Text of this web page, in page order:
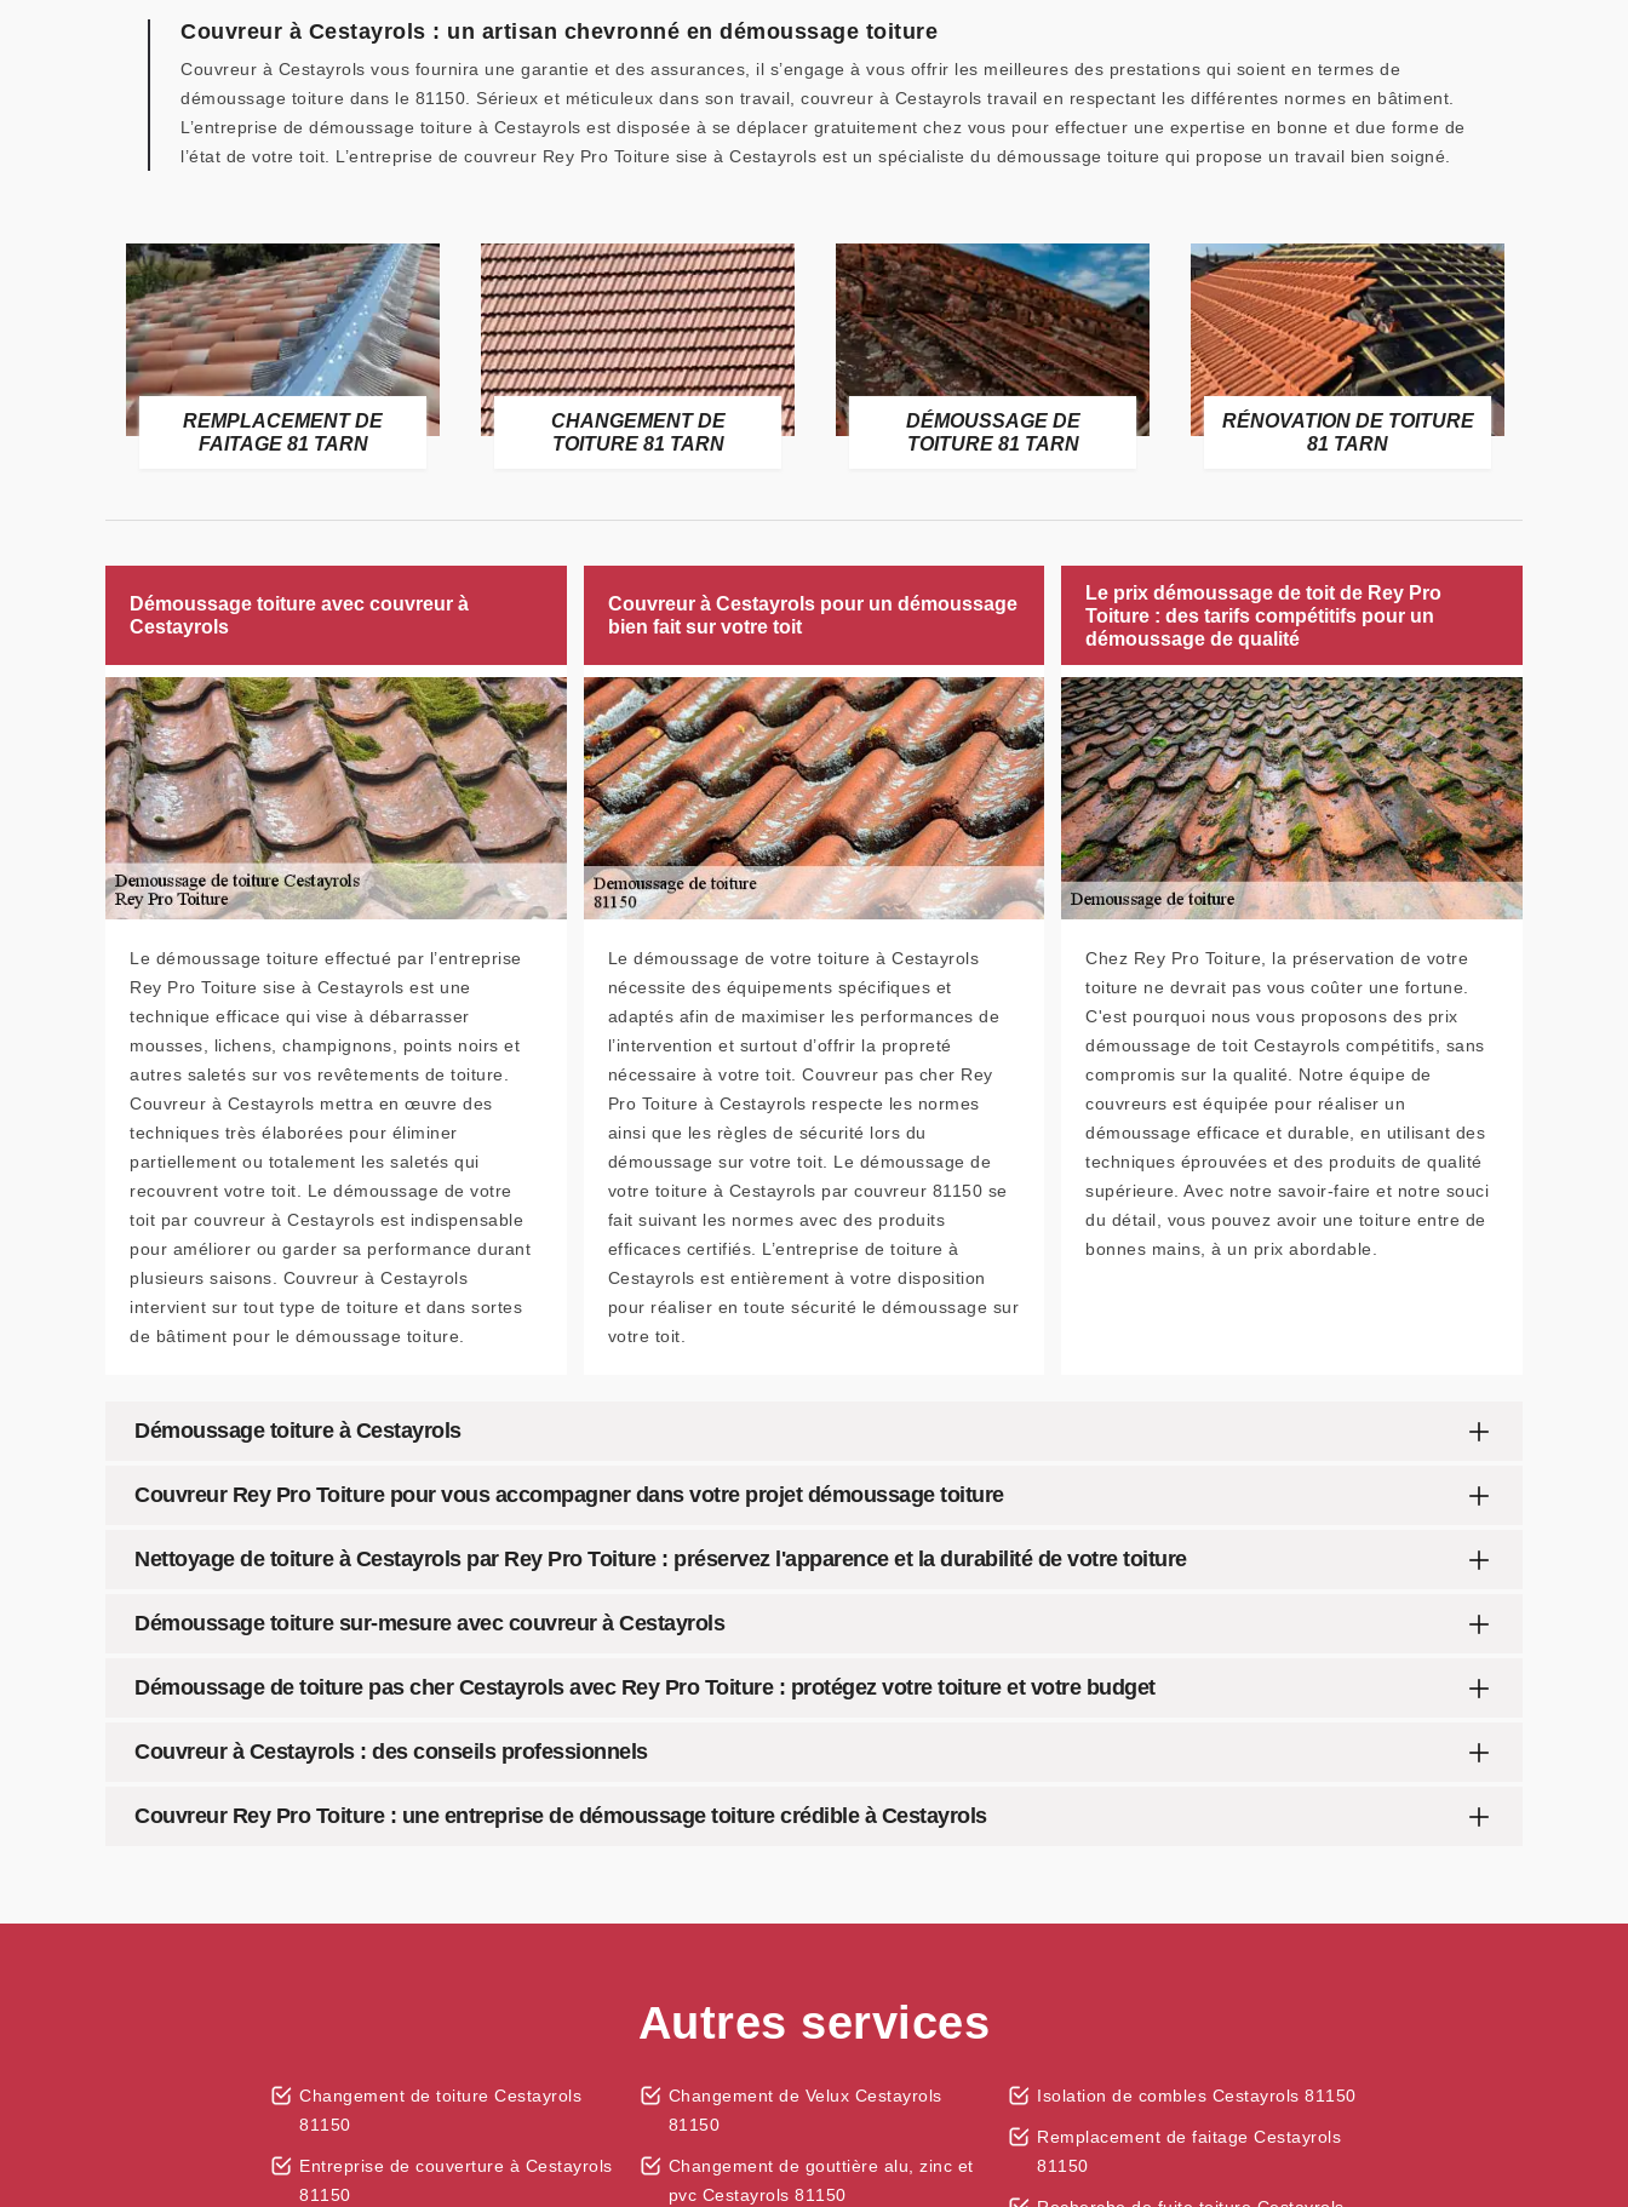
Couvreur à Cestayrols : un artisan chevronné en démoussage toiture
Couvreur à Cestayrols vous fournira une garantie et des assurances, il s’engage à vous offrir les meilleures des prestations qui soient en termes de
démoussage toiture dans le 81150. Sérieux et méticuleux dans son travail, couvreur à Cestayrols travail en respectant les différentes normes en bâtiment.
L’entreprise de démoussage toiture à Cestayrols est disposée à se déplacer gratuitement chez vous pour effectuer une expertise en bonne et due forme de
l’état de votre toit. L’entreprise de couvreur Rey Pro Toiture sise à Cestayrols est un spécialiste du démoussage toiture qui propose un travail bien soigné.
REMPLACEMENT DE
FAITAGE 81 TARN
CHANGEMENT DE
TOITURE 81 TARN
DÉMOUSSAGE DE
TOITURE 81 TARN
RÉNOVATION DE TOITURE
81 TARN
Démoussage toiture avec couvreur à
Cestayrols
Le démoussage toiture effectué par l’entreprise
Rey Pro Toiture sise à Cestayrols est une
technique efficace qui vise à débarrasser
mousses, lichens, champignons, points noirs et
autres saletés sur vos revêtements de toiture.
Couvreur à Cestayrols mettra en œuvre des
techniques très élaborées pour éliminer
partiellement ou totalement les saletés qui
recouvrent votre toit. Le démoussage de votre
toit par couvreur à Cestayrols est indispensable
pour améliorer ou garder sa performance durant
plusieurs saisons. Couvreur à Cestayrols
intervient sur tout type de toiture et dans sortes
de bâtiment pour le démoussage toiture.
Couvreur à Cestayrols pour un démoussage
bien fait sur votre toit
Le démoussage de votre toiture à Cestayrols
nécessite des équipements spécifiques et
adaptés afin de maximiser les performances de
l’intervention et surtout d’offrir la propreté
nécessaire à votre toit. Couvreur pas cher Rey
Pro Toiture à Cestayrols respecte les normes
ainsi que les règles de sécurité lors du
démoussage sur votre toit. Le démoussage de
votre toiture à Cestayrols par couvreur 81150 se
fait suivant les normes avec des produits
efficaces certifiés. L’entreprise de toiture à
Cestayrols est entièrement à votre disposition
pour réaliser en toute sécurité le démoussage sur
votre toit.
Le prix démoussage de toit de Rey Pro
Toiture : des tarifs compétitifs pour un
démoussage de qualité
Chez Rey Pro Toiture, la préservation de votre
toiture ne devrait pas vous coûter une fortune.
C'est pourquoi nous vous proposons des prix
démoussage de toit Cestayrols compétitifs, sans
compromis sur la qualité. Notre équipe de
couvreurs est équipée pour réaliser un
démoussage efficace et durable, en utilisant des
techniques éprouvées et des produits de qualité
supérieure. Avec notre savoir-faire et notre souci
du détail, vous pouvez avoir une toiture entre de
bonnes mains, à un prix abordable.
Démoussage toiture à Cestayrols
Couvreur Rey Pro Toiture pour vous accompagner dans votre projet démoussage toiture
Nettoyage de toiture à Cestayrols par Rey Pro Toiture : préservez l'apparence et la durabilité de votre toiture
Démoussage toiture sur-mesure avec couvreur à Cestayrols
Démoussage de toiture pas cher Cestayrols avec Rey Pro Toiture : protégez votre toiture et votre budget
Couvreur à Cestayrols : des conseils professionnels
Couvreur Rey Pro Toiture : une entreprise de démoussage toiture crédible à Cestayrols
Autres services
Changement de toiture Cestayrols
81150
Entreprise de couverture à Cestayrols
81150
Changement de Velux Cestayrols
81150
Changement de gouttière alu, zinc et
pvc Cestayrols 81150
Isolation de combles Cestayrols 81150
Remplacement de faitage Cestayrols
81150